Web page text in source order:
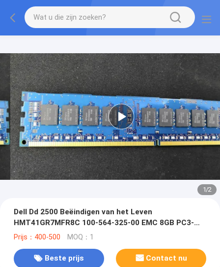
1/2
Dell Dd 2500 Beëindigen van het Leven
HMT41GR7MFR8C 100-564-325-00 EMC 8GB PC3-
12800R
Prijs：400-500 MOQ：1
Beste prijs Contact nu